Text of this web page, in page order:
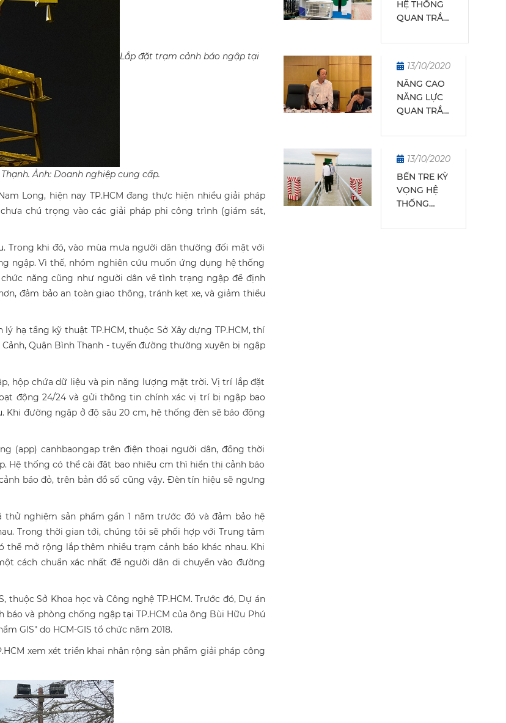
Lắp đặt trạm cảnh báo ngập tại
Ảnh: Doanh nghiệp cung cấp.
Long, hiện nay TP.HCM đang thực hiện nhiều giải pháp
chú trọng vào các giải pháp phi công trình (giám sát,
Trong khi đó, vào mùa mưa người dân thường đối mặt với
ngập. Vì thế, nhóm nghiên cứu muốn ứng dụng hệ thống
năng cũng như người dân về tình trạng ngập để định
đảm bảo an toàn giao thông, tránh kẹt xe, và giảm thiểu
hạ tầng kỹ thuật TP.HCM, thuộc Sở Xây dựng TP.HCM, thí
Quận Bình Thạnh - tuyến đường thường xuyên bị ngập
hộp chứa dữ liệu và pin năng lượng mặt trời. Vị trí lắp đặt
động 24/24 và gửi thông tin chính xác vị trí bị ngập bao
đường ngập ở độ sâu 20 cm, hệ thống đèn sẽ báo động
(app) canhbaongap trên điện thoại người dân, đồng thời
Hệ thống có thể cài đặt bao nhiêu cm thì hiển thị cảnh báo
báo đỏ, trên bản đồ số cũng vậy. Đèn tín hiệu sẽ ngưng
nghiệm sản phẩm gần 1 năm trước đó và đảm bảo hệ
Trong thời gian tới, chúng tôi sẽ phối hợp với Trung tâm
mở rộng lắp thêm nhiều trạm cảnh báo khác nhau. Khi
cách chuẩn xác nhất để người dân di chuyển vào đường
Sở Khoa học và Công nghệ TP.HCM. Trước đó, Dự án
và phòng chống ngập tại TP.HCM của ông Bùi Hữu Phú
GIS" do HCM-GIS tổ chức năm 2018.
xem xét triển khai nhân rộng sản phẩm giải pháp công
HỆ THỐNG
QUAN TRẮC
TRƯỜNG
HIỆN ĐẠI VÀ
BỀN VỮNG:
TẦM NHÌN
CHIẾN LƯỢC
CÙNG THỜI
ĐẠI
13/10/2020
NÂNG CAO
NĂNG LỰC
QUAN TRẮC
TRƯỜNG
PHÍA NAM
13/10/2020
BẾN TRE KỲ
VỌNG HỆ
THỐNG
TỰ ĐỘNG